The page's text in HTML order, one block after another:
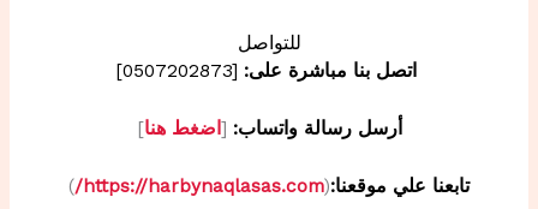
للتواصل
اتصل بنا مباشرة على: [0507202873]
أرسل رسالة واتساب: [ اضغط هنا]
تابعنا علي موقعنا:(
https://harbynaqlasas.com/
)